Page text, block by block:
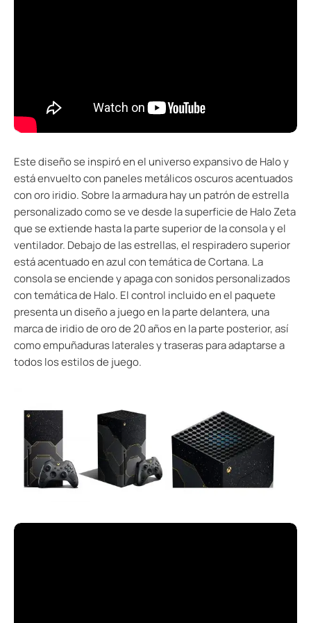
Este diseño se inspiró en el universo expansivo de Halo y
está envuelto con paneles metálicos oscuros acentuados
con oro iridio. Sobre la armadura hay un patrón de estrella
personalizado como se ve desde la superficie de Halo Zeta
que se extiende hasta la parte superior de la consola y el
ventilador. Debajo de las estrellas, el respiradero superior
está acentuado en azul con temática de Cortana. La
consola se enciende y apaga con sonidos personalizados
con temática de Halo. El control incluido en el paquete
presenta un diseño a juego en la parte delantera, una
marca de iridio de oro de 20 años en la parte posterior, así
como empuñaduras laterales y traseras para adaptarse a
todos los estilos de juego.